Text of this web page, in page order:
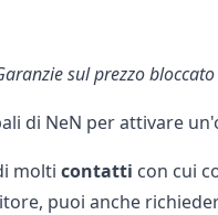
sul prezzo
di NeN per attivare
molti contatti con cui
puoi anche